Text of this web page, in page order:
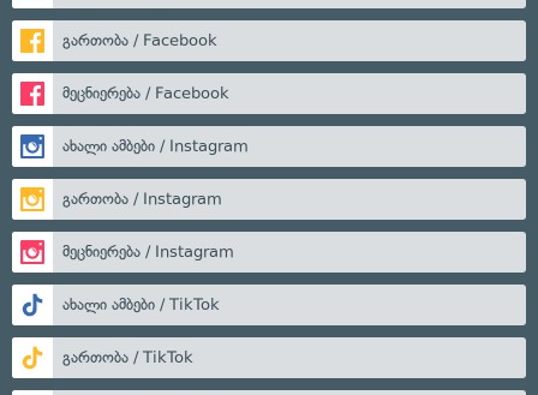
გართობა / Facebook
მეცნიერება / Facebook
ახალი ამბები / Instagram
გართობა / Instagram
მეცნიერება / Instagram
ახალი ამბები / TikTok
გართობა / TikTok